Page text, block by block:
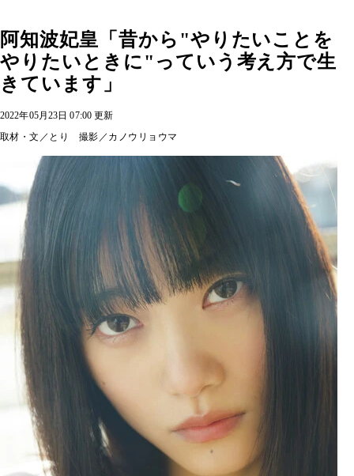
阿知波妃皇「昔から"やりたいことを
やりたいときに"っていう考え方で生
きています」
2022年05月23日 07:00 更新
取材・文／とり 撮影／カノウリョウマ